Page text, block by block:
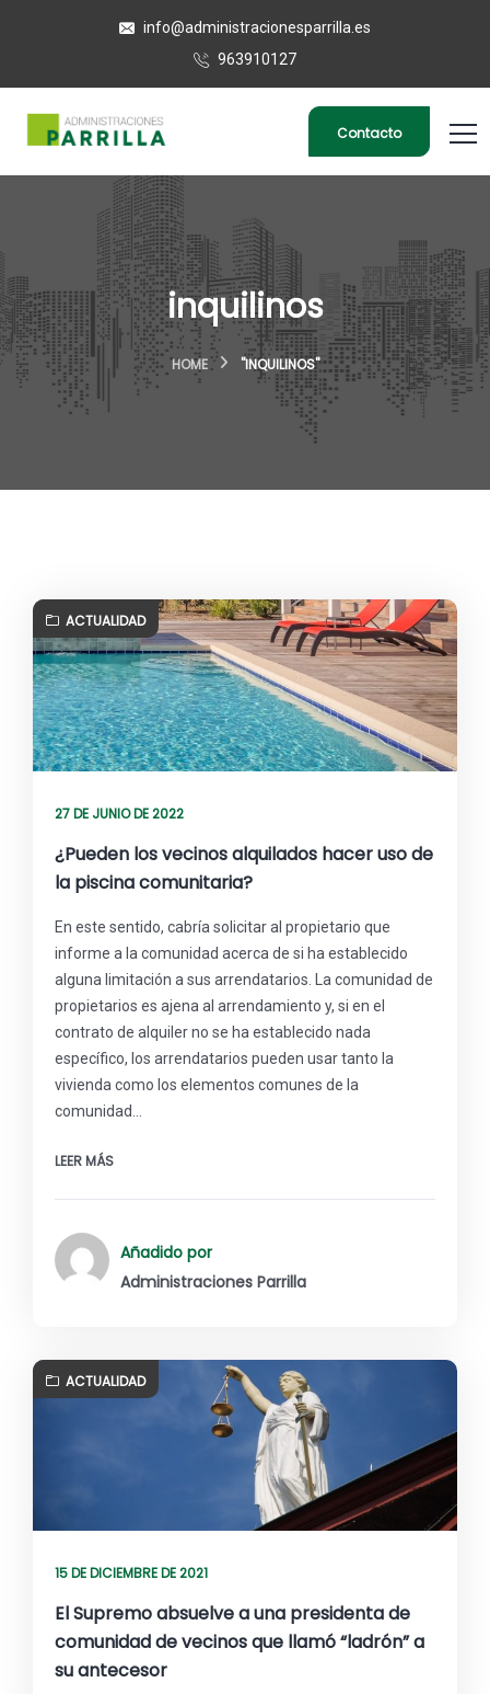
info@administracionesparrilla.es
963910127
Contacto
inquilinos
HOME "INQUILINOS"
ACTUALIDAD
27 DE JUNIO DE 2022
¿Pueden los vecinos alquilados hacer uso de
la piscina comunitaria?
En este sentido, cabría solicitar al propietario que
informe a la comunidad acerca de si ha establecido
alguna limitación a sus arrendatarios. La comunidad de
propietarios es ajena al arrendamiento y, si en el
contrato de alquiler no se ha establecido nada
específico, los arrendatarios pueden usar tanto la
vivienda como los elementos comunes de la
comunidad…
LEER MÁS
Añadido por
Administraciones Parrilla
ACTUALIDAD
15 DE DICIEMBRE DE 2021
El Supremo absuelve a una presidenta de
comunidad de vecinos que llamó “ladrón” a
su antecesor